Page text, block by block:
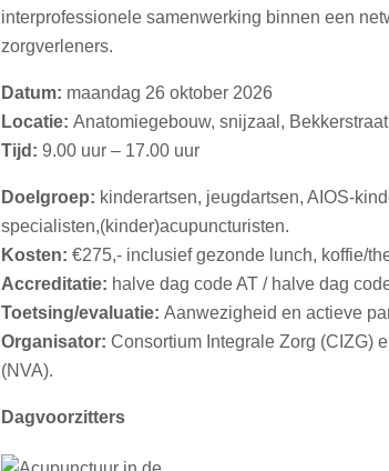
interprofessionele samenwerking binnen een
zorgverleners.
Datum: maandag 26 oktober 2026
Locatie:Anatomiegebouw, snijzaal,
Tijd: 9.00 uur – 17.00 uur
Doelgroep: kinderartsen, jeugdartsen, AIOS-
specialisten,(kinder)acupuncturisten.
Kosten: €275,- inclusief gezonde lunch, koffie/
Accreditatie: halve dag code AT / halve dag
Toetsing/evaluatie:Aanwezigheid en actieve
Organisator: Consortium Integrale Zorg (CIZG)
(NVA).
Dagvoorzitters